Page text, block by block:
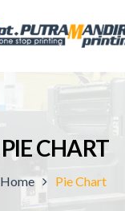
PIE CHART
Home Pie Chart